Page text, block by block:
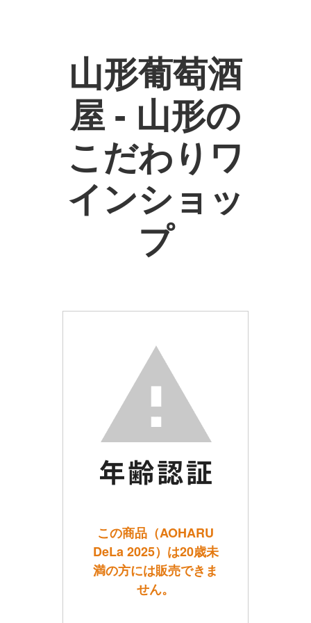
山形葡萄酒
屋 - 山形の
こだわりワ
インショッ
プ
この商品（AOHARU
DeLa 2025）は20歳未
満の方には販売できま
せん。